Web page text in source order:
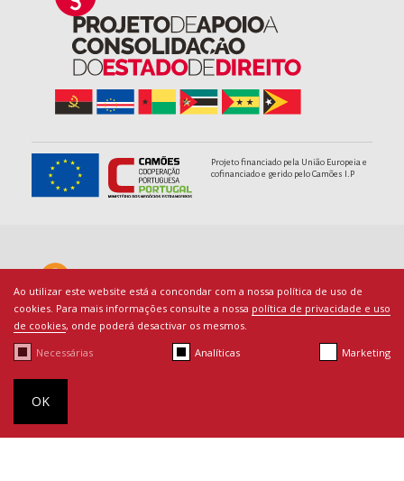
Ao utilizar este website está a concondar com a nossa política de uso de
cookies. Para mais informações consulte a nossa política de privacidade e uso
de cookies, onde poderá desactivar os mesmos.
Necessárias
Analíticas Marketing
OK
Projeto financiado pela União Europeia e
cofinanciado e gerido pelo Camões I.P